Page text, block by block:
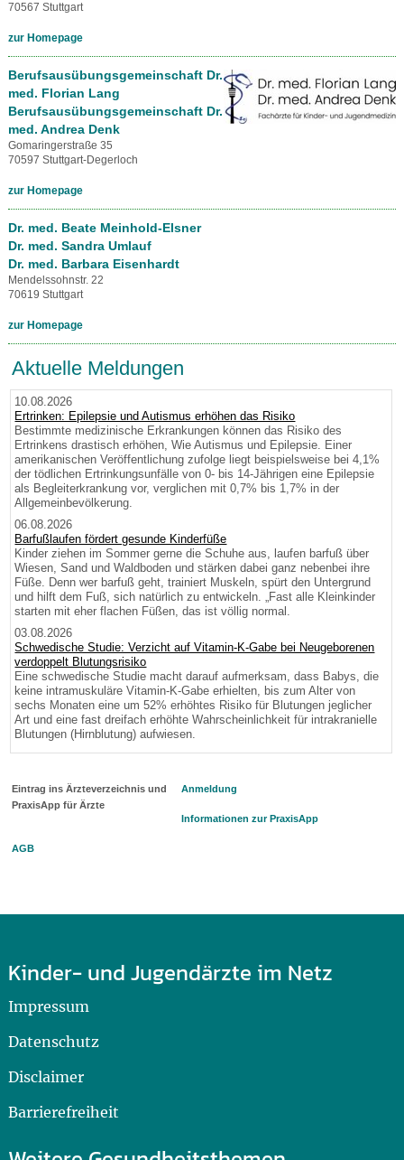
70567 Stuttgart
zur Homepage
Berufsausübungsgemeinschaft Dr.
med. Florian Lang
Berufsausübungsgemeinschaft Dr.
med. Andrea Denk
Gomaringerstraße 35
70597 Stuttgart-Degerloch
zur Homepage
Dr. med. Beate Meinhold-Elsner
Dr. med. Sandra Umlauf
Dr. med. Barbara Eisenhardt
Mendelssohnstr. 22
70619 Stuttgart
zur Homepage
Aktuelle Meldungen
10.08.2026
Ertrinken: Epilepsie und Autismus erhöhen das Risiko
Bestimmte medizinische Erkrankungen können das Risiko des
Ertrinkens drastisch erhöhen, Wie Autismus und Epilepsie. Einer
amerikanischen Veröffentlichung zufolge liegt beispielsweise bei 4,1%
der tödlichen Ertrinkungsunfälle von 0- bis 14-Jährigen eine Epilepsie
als Begleiterkrankung vor, verglichen mit 0,7% bis 1,7% in der
Allgemeinbevölkerung.
06.08.2026
Barfußlaufen fördert gesunde Kinderfüße
Kinder ziehen im Sommer gerne die Schuhe aus, laufen barfuß über
Wiesen, Sand und Waldboden und stärken dabei ganz nebenbei ihre
Füße. Denn wer barfuß geht, trainiert Muskeln, spürt den Untergrund
und hilft dem Fuß, sich natürlich zu entwickeln. „Fast alle Kleinkinder
starten mit eher flachen Füßen, das ist völlig normal.
03.08.2026
Schwedische Studie: Verzicht auf Vitamin-K-Gabe bei Neugeborenen
verdoppelt Blutungsrisiko
Eine schwedische Studie macht darauf aufmerksam, dass Babys, die
keine intramuskuläre Vitamin-K-Gabe erhielten, bis zum Alter von
sechs Monaten eine um 52% erhöhtes Risiko für Blutungen jeglicher
Art und eine fast dreifach erhöhte Wahrscheinlichkeit für intrakranielle
Blutungen (Hirnblutung) aufwiesen.
Eintrag ins Ärzteverzeichnis und
PraxisApp für Ärzte
Anmeldung
Informationen zur PraxisApp
AGB
Kinder- und Jugendärzte im Netz
Impressum
Datenschutz
Disclaimer
Barrierefreiheit